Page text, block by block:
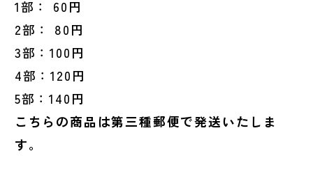
1部： 60円
2部： 80円
3部：100円
4部：120円
5部：140円
こちらの商品は第三種郵便で発送いたしま
す。